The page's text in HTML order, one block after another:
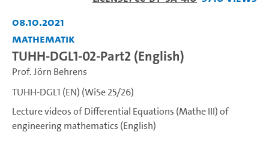
08.10.2021
Mathematik
TUHH-DGL1-02-Part2 (English)
Prof. Jörn Behrens
TUHH-DGL1 (EN) (WiSe 25/26)
Lecture videos of Differential Equations (Mathe III) of
engineering mathematics (English)